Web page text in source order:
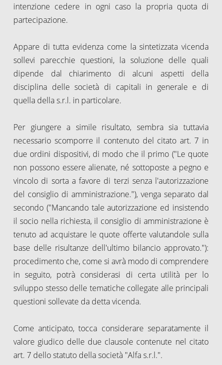
intenzione cedere in ogni caso la propria quota di
partecipazione.
Appare di tutta evidenza come la sintetizzata vicenda
sollevi parecchie questioni, la soluzione delle quali
dipende dal chiarimento di alcuni aspetti della
disciplina delle società di capitali in generale e di
quella della s.r.l. in particolare.
Per giungere a simile risultato, sembra sia tuttavia
necessario scomporre il contenuto del citato art. 7 in
due ordini dispositivi, di modo che il primo ("Le quote
non possono essere alienate, né sottoposte a pegno e
vincolo di sorta a favore di terzi senza l'autorizzazione
del consiglio di amministrazione."), venga separato dal
secondo ("Mancando tale autorizzazione ed insistendo
il socio nella richiesta, il consiglio di amministrazione è
tenuto ad acquistare le quote offerte valutandole sulla
base delle risultanze dell'ultimo bilancio approvato."):
procedimento che, come si avrà modo di comprendere
in seguito, potrà considerasi di certa utilità per lo
sviluppo stesso delle tematiche collegate alle principali
questioni sollevate da detta vicenda.
Come anticipato, tocca considerare separatamente il
valore giudico delle due clausole contenute nel citato
art. 7 dello statuto della società "Alfa s.r.l.".